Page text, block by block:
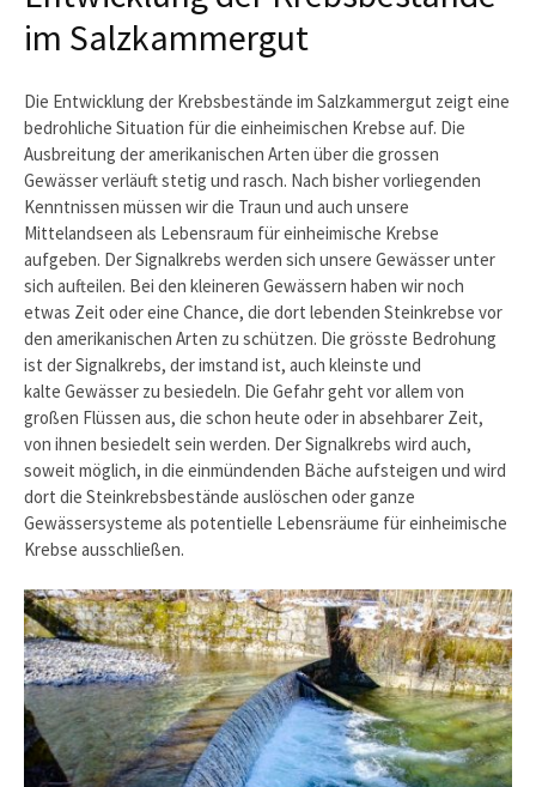
im Salzkammergut
Die Entwicklung der Krebsbestände im Salzkammergut zeigt eine
bedrohliche Situation für die einheimischen Krebse auf. Die
Ausbreitung der amerikanischen Arten über die grossen
Gewässer verläuft stetig und rasch. Nach bisher vorliegenden
Kenntnissen müssen wir die Traun und auch unsere
Mittelandseen als Lebensraum für einheimische Krebse
aufgeben. Der Signalkrebs werden sich unsere Gewässer unter
sich aufteilen. Bei den kleineren Gewässern haben wir noch
etwas Zeit oder eine Chance, die dort lebenden Steinkrebse vor
den amerikanischen Arten zu schützen. Die grösste Bedrohung
ist der Signalkrebs, der imstand ist, auch kleinste und
kalte Gewässer zu besiedeln. Die Gefahr geht vor allem von
großen Flüssen aus, die schon heute oder in absehbarer Zeit,
von ihnen besiedelt sein werden. Der Signalkrebs wird auch,
soweit möglich, in die einmündenden Bäche aufsteigen und wird
dort die Steinkrebsbestände auslöschen oder ganze
Gewässersysteme als potentielle Lebensräume für einheimische
Krebse ausschließen.